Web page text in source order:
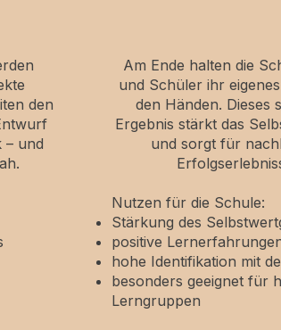
den
– und
Am Ende halten die
und Schüler ihr
den Händen. Dieses
Ergebnis stärkt das
und sorgt für
Nutzen für die Schule:
Stärkung des
positive
hohe Identifikation mit
besonders geeignet für
Lerngruppen